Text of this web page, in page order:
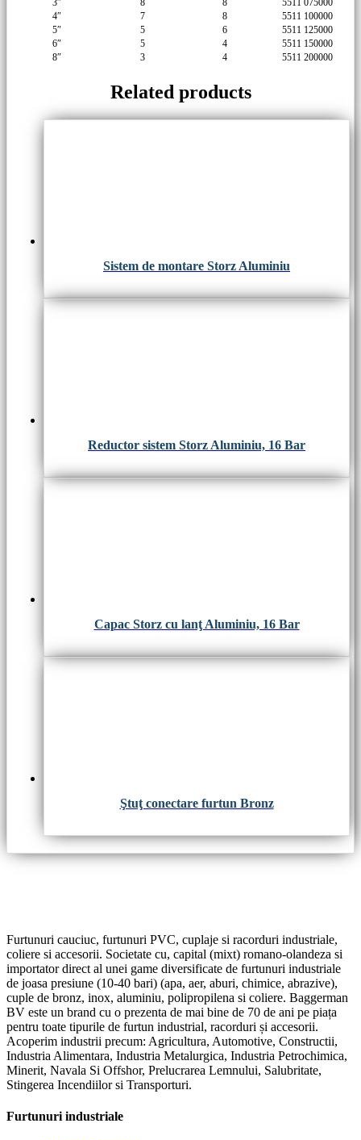
3″ 8 8
5511 075000
4″
7 8
5511 100000
5″
5 6
5511 125000
6″
5 4
5511 150000
8″
3 4 5511 200000
Related products
Sistem de montare Storz Aluminiu
Reductor sistem Storz Aluminiu, 16 Bar
Capac Storz cu lanţ Aluminiu, 16 Bar
Ştuţ conectare furtun Bronz
Furtunuri cauciuc, furtunuri PVC, cuplaje si racorduri industriale,
coliere si accesorii. Societate cu, capital (mixt) romano-olandeza si
importator direct al unei game diversificate de furtunuri industriale
de joasa presiune (10-40 bari) (apa, aer, aburi, chimice, abrazive),
cuple de bronz, inox, aluminiu, polipropilena si coliere. Baggerman
BV este un brand cu o prezenta de mai bine de 70 de ani pe piața
pentru toate tipurile de furtun industrial, racorduri și accesorii.
Acoperim industrii precum: Agricultura, Automotive, Constructii,
Industria Alimentara, Industria Metalurgica, Industria Petrochimica,
Minerit, Navala Si Offshor, Prelucrarea Lemnului, Salubritate,
Stingerea Incendiilor si Transporturi.
Furtunuri industriale